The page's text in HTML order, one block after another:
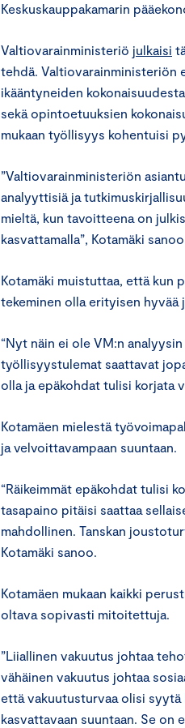
Keskuskauppakamarin
Valtiovarainministeriö julkaisi
tehdä. Valtiovarainministeriön
ikääntyneiden
sekä opintoetuuksien
mukaan työllisyys kohentuisi
”Valtiovarainministeriön
analyyttisiä ja
mieltä, kun tavoitteena on
kasvattamalla”, Kotamäki
Kotamäki muistuttaa, että kun
tekeminen olla erityisen hyvää
“Nyt näin ei ole VM:n
työllisyystulemat saattavat
olla ja epäkohdat tulisi korjata
Kotamäen mielestä
ja velvoittavampaan suuntaan.
“Räikeimmät epäkohdat tulisi
tasapaino pitäisi saattaa
mahdollinen. Tanskan
Kotamäki sanoo.
Kotamäen mukaan kaikki
oltava sopivasti mitoitettuja.
”Liiallinen vakuutus johtaa
vähäinen vakuutus johtaa
että vakuutusturvaa olisi
kasvattavaan suuntaan. Se on